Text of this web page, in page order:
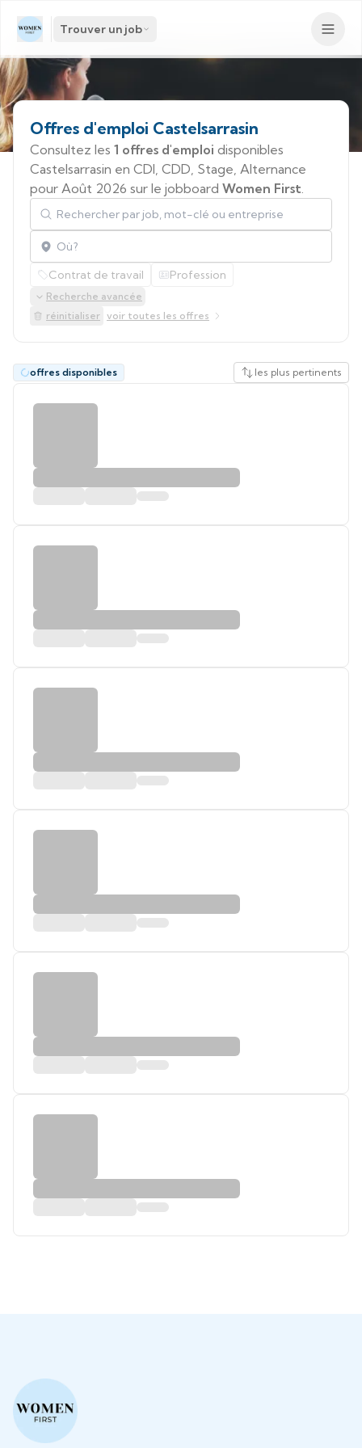
Trouver un job
Offres d'emploi Castelsarrasin
Consultez les 1 offres d'emploi disponibles
Castelsarrasin en CDI, CDD, Stage, Alternance
pour Août 2026 sur le jobboard Women First.
Rechercher par job, mot-clé ou entreprise
Localisation
Contrat de travail Profession
Recherche avancée
réinitialiser voir toutes les offres
offres disponibles les plus pertinents